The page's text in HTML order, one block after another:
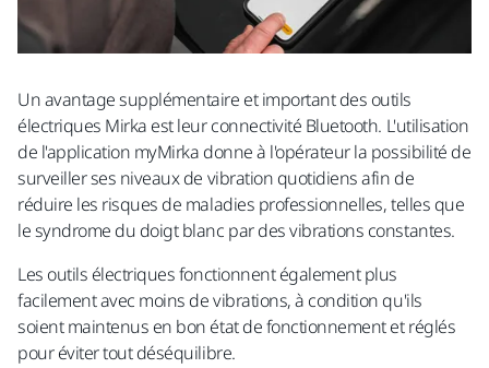
Un avantage supplémentaire et important des outils
électriques Mirka est leur connectivité Bluetooth. L'utilisation
de l'application myMirka donne à l'opérateur la possibilité de
surveiller ses niveaux de vibration quotidiens afin de
réduire les risques de maladies professionnelles, telles que
le syndrome du doigt blanc par des vibrations constantes.
Les outils électriques fonctionnent également plus
facilement avec moins de vibrations, à condition qu'ils
soient maintenus en bon état de fonctionnement et réglés
pour éviter tout déséquilibre.